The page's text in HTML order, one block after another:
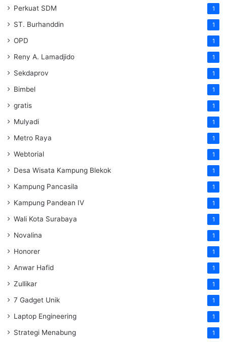
Perkuat SDM 1
ST. Burhanddin 1
OPD 1
Reny A. Lamadjido 1
Sekdaprov 1
Bimbel 1
gratis 1
Mulyadi 1
Metro Raya 1
Webtorial 1
Desa Wisata Kampung Blekok 1
Kampung Pancasila 1
Kampung Pandean IV 1
Wali Kota Surabaya 1
Novalina 1
Honorer 1
Anwar Hafid 1
Zullikar 1
7 Gadget Unik 1
Laptop Engineering 1
Strategi Menabung 1